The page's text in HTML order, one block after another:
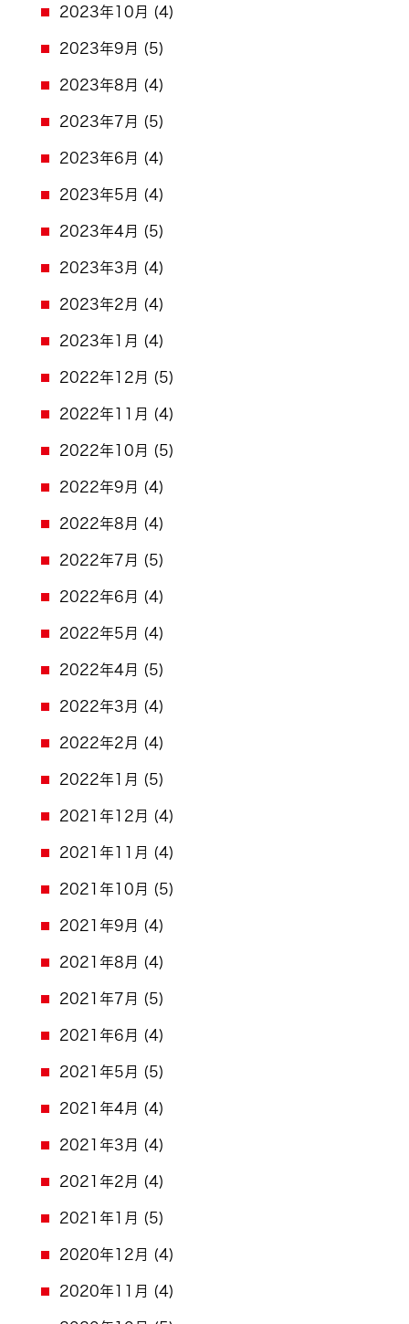
2023年10月 (4)
2023年9月 (5)
2023年8月 (4)
2023年7月 (5)
2023年6月 (4)
2023年5月 (4)
2023年4月 (5)
2023年3月 (4)
2023年2月 (4)
2023年1月 (4)
2022年12月 (5)
2022年11月 (4)
2022年10月 (5)
2022年9月 (4)
2022年8月 (4)
2022年7月 (5)
2022年6月 (4)
2022年5月 (4)
2022年4月 (5)
2022年3月 (4)
2022年2月 (4)
2022年1月 (5)
2021年12月 (4)
2021年11月 (4)
2021年10月 (5)
2021年9月 (4)
2021年8月 (4)
2021年7月 (5)
2021年6月 (4)
2021年5月 (5)
2021年4月 (4)
2021年3月 (4)
2021年2月 (4)
2021年1月 (5)
2020年12月 (4)
2020年11月 (4)